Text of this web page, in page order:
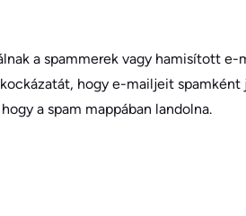
a spammerek vagy hamisított
hogy e-mailjeit
a spam mappában landolna.